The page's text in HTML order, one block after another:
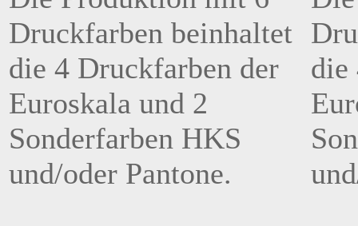
Druckfarben beinhaltet
die 4 Druckfarben der
Euroskala und 2
Sonderfarben HKS
und/oder Pantone.
die